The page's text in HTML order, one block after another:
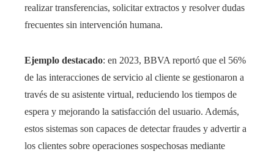
realizar transferencias, solicitar extractos y resolver dudas
frecuentes sin intervención humana.
Ejemplo destacado: en 2023, BBVA reportó que el 56%
de las interacciones de servicio al cliente se gestionaron a
través de su asistente virtual, reduciendo los tiempos de
espera y mejorando la satisfacción del usuario. Además,
estos sistemas son capaces de detectar fraudes y advertir a
los clientes sobre operaciones sospechosas mediante